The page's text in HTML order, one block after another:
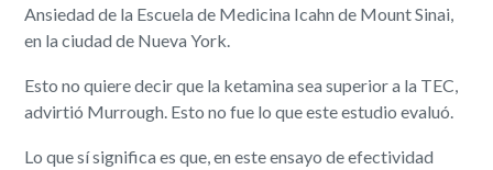
Ansiedad de la Escuela de Medicina Icahn de Mount Sinai,
en la ciudad de Nueva York.
Esto no quiere decir que la ketamina sea superior a la TEC,
advirtió Murrough. Esto no fue lo que este estudio evaluó.
Lo que sí significa es que, en este ensayo de efectividad